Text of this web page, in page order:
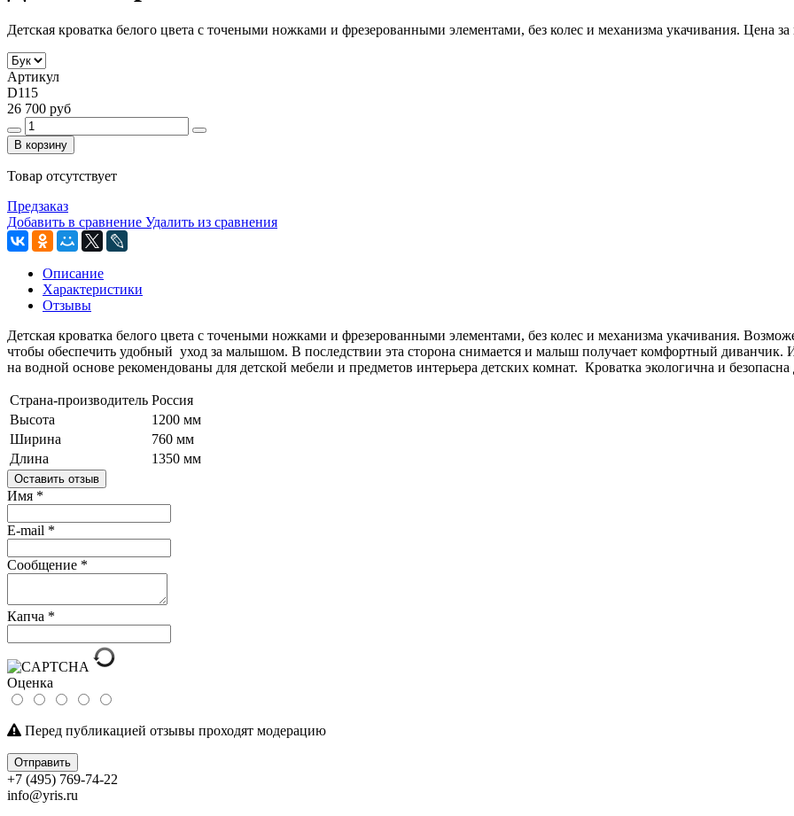
Детская кроватка белого цвета с точеными ножками и фрезерованными элементами, без колес и механизма укачивания. Цена за
Артикул
D115
26 700 руб
В корзину
Товар отсутствует
Предзаказ
Добавить в сравнение Удалить из сравнения
Описание
Характеристики
Отзывы
Детская кроватка белого цвета с точеными ножками и фрезерованными элементами, без колес и механизма укачивания.
чтобы обеспечить удобный уход за малышом. В последствии эта сторона снимается и малыш получает комфортный
на водной основе рекомендованы для детской мебели и предметов интерьера детских комнат. Кроватка экологична и
Страна-производитель Россия
Высота
1200 мм
Ширина
760 мм
Длина
1350 мм
Оставить отзыв
Имя *
E-mail *
Сообщение *
Капча *
Оценка
Перед публикацией отзывы проходят модерацию
Отправить
+7 (495) 769-74-22
info@yris.ru